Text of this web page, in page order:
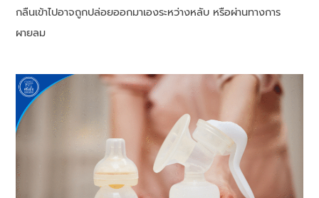
กลืนเข้าไปอาจถูกปล่อยออกมาเองระหว่างหลับ หรือผ่านทางการ
ผายลม